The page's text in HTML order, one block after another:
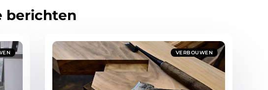
berichten
VERBOUWEN